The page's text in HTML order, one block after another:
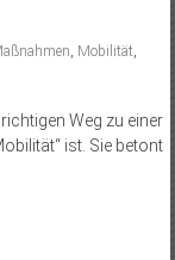
, Mobilität,
Weg zu einer
ist. Sie betont